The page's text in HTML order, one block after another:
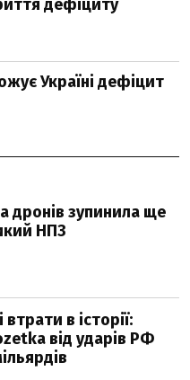
дефіциту
Україні дефіцит
дронів зупинила ще
НПЗ
в історії:
від ударів РФ